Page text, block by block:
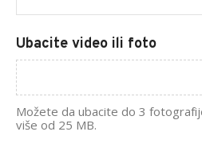
Ubacite video ili foto
Možete da ubacite do 3
više od 25 MB.